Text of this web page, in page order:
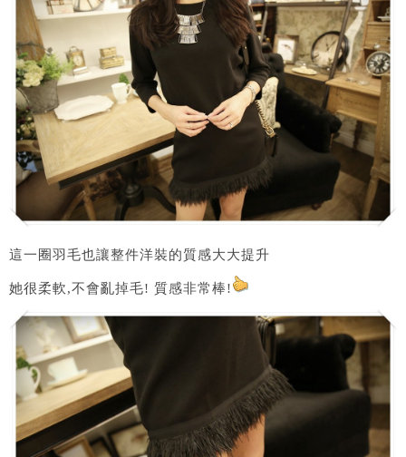
這一圈羽毛也讓整件洋裝的質感大大提升
她很柔軟,不會亂掉毛! 質感非常棒!